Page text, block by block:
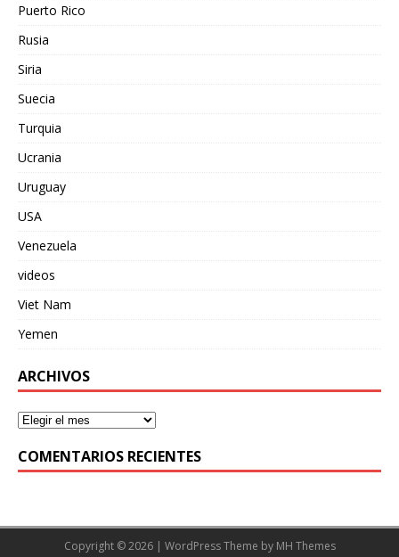
Puerto Rico
Rusia
Siria
Suecia
Turquia
Ucrania
Uruguay
USA
Venezuela
videos
Viet Nam
Yemen
ARCHIVOS
COMENTARIOS RECIENTES
Copyright © 2026 | WordPress Theme by MH Themes